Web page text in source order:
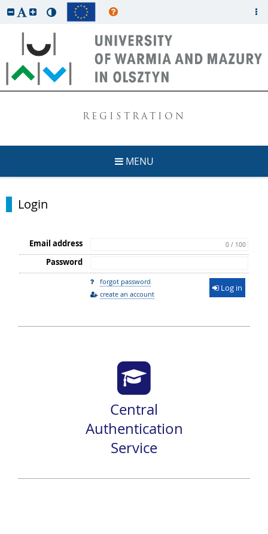
REGISTRATION
MENU
Login
Email address 0 / 100
Password
forgot password
create an account
Log in
Central
Authentication
Service